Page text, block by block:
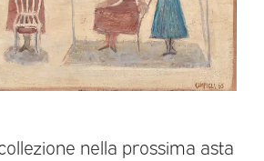
nella prossima asta